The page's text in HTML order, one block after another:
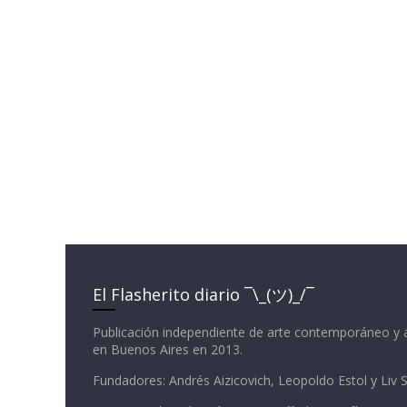
El Flasherito diario ¯\_(ツ)_/¯
Publicación independiente de arte contemporáneo y
en Buenos Aires en 2013.
Fundadores: Andrés Aizicovich, Leopoldo Estol y Liv